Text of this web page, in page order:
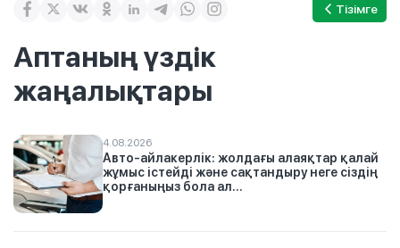
Тізімге
Аптаның үздік
жаңалықтары
4.08.2026
Авто-айлакерлік: жолдағы алаяқтар қалай
жұмыс істейді және сақтандыру неге сіздің
қорғаныңыз бола ал...